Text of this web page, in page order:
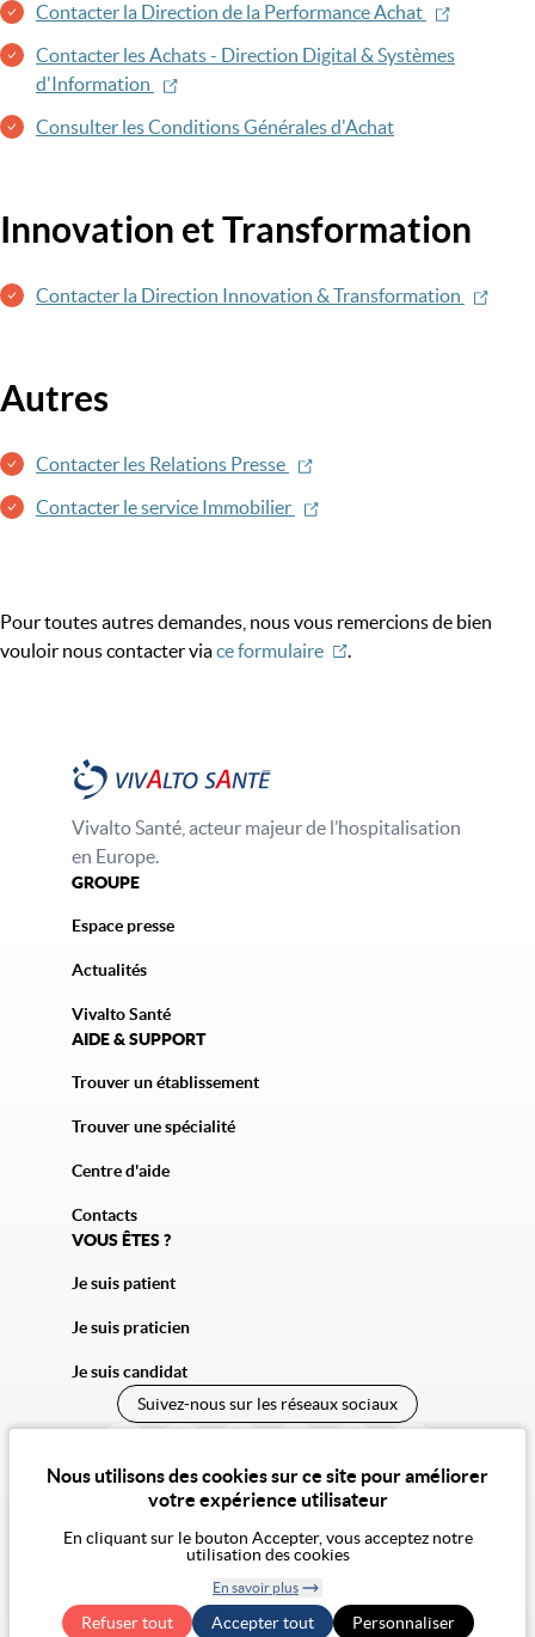
Nous utilisons des cookies sur ce site pour améliorer
votre expérience utilisateur
En cliquant sur le bouton Accepter, vous acceptez notre
utilisation des cookies
En savoir plus
Refuser tout Accepter tout
Retirer le
consentementPersonnaliser
Contacter la Direction de la Performance Achat
Contacter les Achats - Direction Digital & Systèmes
d'Information
Consulter les Conditions Générales d'Achat
Innovation et Transformation
Contacter la Direction Innovation & Transformation
Autres
Contacter les Relations Presse
Contacter le service Immobilier
Pour toutes autres demandes, nous vous remercions de bien
vouloir nous contacter viace formulaire .
Vivalto Santé, acteur majeur de l’hospitalisation
en Europe.
GROUPE
Espace presse
Actualités
Vivalto Santé
AIDE & SUPPORT
Trouver un établissement
Trouver une spécialité
Centre d'aide
Contacts
VOUS ÊTES ?
Je suis patient
Je suis praticien
Je suis candidat
Suivez-nous sur les réseaux sociaux
Mentions légalesCGA
Exercer mes droits RGPD
Accessibilité : non conforme